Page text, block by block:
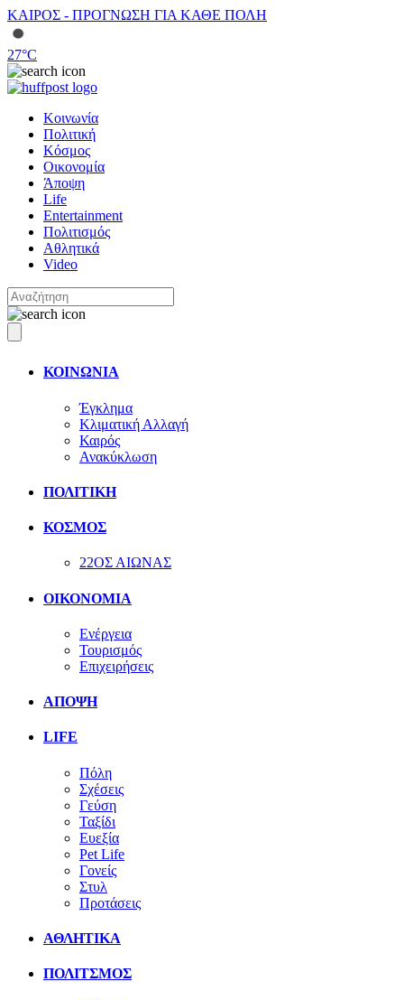
ΚΑΙΡΟΣ - ΠΡΟΓΝΩΣΗ ΓΙΑ ΚΑΘΕ ΠΟΛΗ
27°C
Κοινωνία
Πολιτική
Κόσμος
Οικονομία
Άποψη
Life
Entertainment
Πολιτισμός
Αθλητικά
Video
ΚΟΙΝΩΝΙΑ
Έγκλημα
Κλιματική Αλλαγή
Καιρός
Ανακύκλωση
ΠΟΛΙΤΙΚΗ
ΚΟΣΜΟΣ
22ΟΣ ΑΙΩΝΑΣ
ΟΙΚΟΝΟΜΙΑ
Ενέργεια
Τουρισμός
Επιχειρήσεις
ΑΠΟΨΗ
LIFE
Πόλη
Σχέσεις
Γεύση
Ταξίδι
Ευεξία
Pet Life
Γονείς
Στυλ
Προτάσεις
ΑΘΛΗΤΙΚΑ
ΠΟΛΙΤΣΜΟΣ